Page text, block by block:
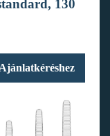
130
Ajánlatkéréshez